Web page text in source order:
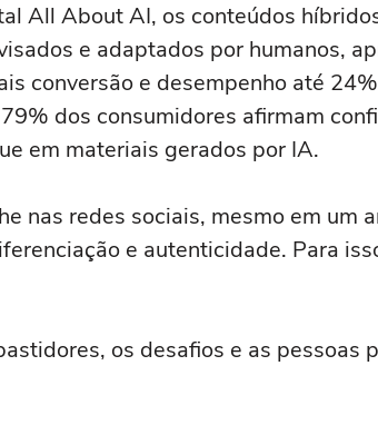
All About AI, os conteúdos
e adaptados por humanos,
conversão e desempenho até
dos consumidores afirmam
em materiais gerados por IA.
nas redes sociais, mesmo em um
e autenticidade. Para
os desafios e as pessoas